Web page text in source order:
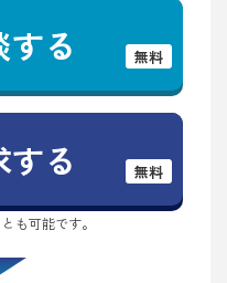
る 無料
る 無料
も可能です。